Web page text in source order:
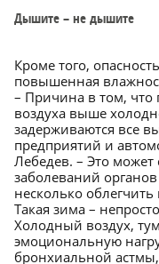
Дышите – не дышите
Кроме того,
повышенная
– Причина в том, что
воздуха выше
задерживаются все
предприятий и
Лебедев. – Это может
заболеваний
несколько
Такая зима –
Холодный воздух,
эмоциональную
бронхиальной